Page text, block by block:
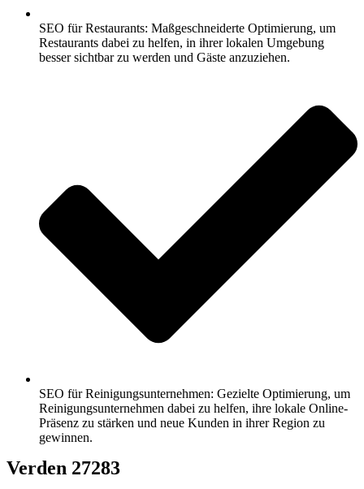
SEO für Restaurants: Maßgeschneiderte Optimierung, um
Restaurants dabei zu helfen, in ihrer lokalen Umgebung
besser sichtbar zu werden und Gäste anzuziehen.
SEO für Reinigungsunternehmen: Gezielte Optimierung, um
Reinigungsunternehmen dabei zu helfen, ihre lokale Online-
Präsenz zu stärken und neue Kunden in ihrer Region zu
gewinnen.
Verden 27283